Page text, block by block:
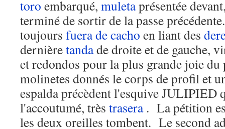
toro embarqué, muletaprésentée
terminé de sortir de la passe
toujours fuera de cacho en liant des
dernièretandade droite et de gauche,
et redondos pour la plus grande joie
molinetes donnés le corps de profil et
espalda précèdent l'esquive JULIPIED
l'accoutumé, très trasera. La pétition
les deux oreilles tombent. Le second